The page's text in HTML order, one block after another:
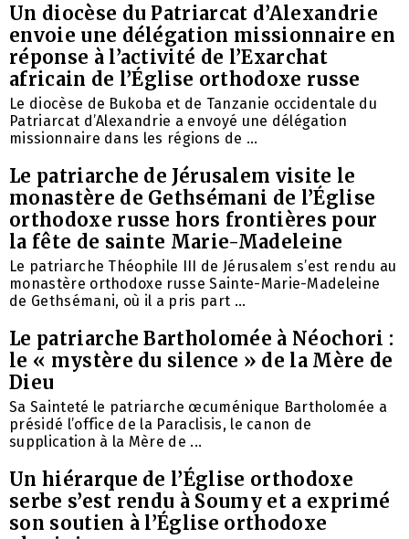
Un diocèse du Patriarcat d’Alexandrie
envoie une délégation missionnaire en
réponse à l’activité de l’Exarchat
africain de l’Église orthodoxe russe
Le diocèse de Bukoba et de Tanzanie occidentale du
Patriarcat d’Alexandrie a envoyé une délégation
missionnaire dans les régions de ...
Le patriarche de Jérusalem visite le
monastère de Gethsémani de l’Église
orthodoxe russe hors frontières pour
la fête de sainte Marie-Madeleine
Le patriarche Théophile III de Jérusalem s’est rendu au
monastère orthodoxe russe Sainte-Marie-Madeleine
de Gethsémani, où il a pris part ...
Le patriarche Bartholomée à Néochori :
le « mystère du silence » de la Mère de
Dieu
Sa Sainteté le patriarche œcuménique Bartholomée a
présidé l’office de la Paraclisis, le canon de
supplication à la Mère de ...
Un hiérarque de l’Église orthodoxe
serbe s’est rendu à Soumy et a exprimé
son soutien à l’Église orthodoxe